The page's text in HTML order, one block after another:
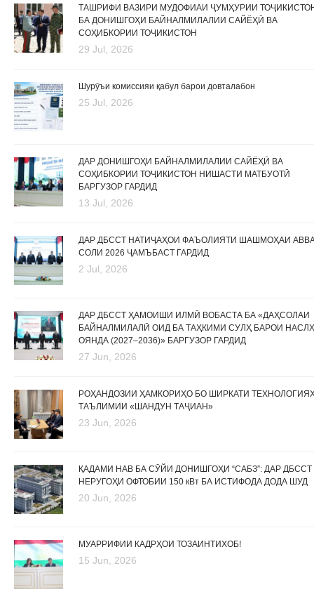
ТАШРИФИ ВАЗИРИ МУДОФИАИ ҶУМҲУРИИ
БА ДОНИШГОҲИ БАЙНАЛМИЛАЛИИ САЙЁҲӢ ВА
СОҲИБКОРИИ ТОҶИКИСТОН
29 Jul, 2026
Шурӯъи комиссияи қабул барои довталабон
25 Jul, 2026
ДАР ДОНИШГОҲИ БАЙНАЛМИЛАЛИИ САЙЁҲӢ ВА
СОҲИБКОРИИ ТОҶИКИСТОН НИШАСТИ МАТБУОТӢ
БАРГУЗОР ГАРДИД
13 Jul, 2026
ДАР ДБССТ НАТИҶАҲОИ ФАЪОЛИЯТИ ШАШМОҲАИ
СОЛИ 2026 ҶАМЪБАСТ ГАРДИД
2 Jul, 2026
ДАР ДБССТ ҲАМОИШИ ИЛМӢ ВОБАСТА БА «ДАҲСОЛАИ
БАЙНАЛМИЛАЛӢ ОИД БА ТАҲКИМИ СУЛҲ БАРОИ
ОЯНДА (2027–2036)» БАРГУЗОР ГАРДИД
27 Jun, 2026
РОҲАНДОЗИИ ҲАМКОРИҲО БО ШИРКАТИ
ТАЪЛИМИИ «ШАНДУН ТАҶИАН»
23 Jun, 2026
ҚАДАМИ НАВ БА СӮЙИ ДОНИШГОҲИ “САБЗ”: ДАР ДБССТ
НЕРУГОҲИ ОФТОБИИ 150 кВт БА ИСТИФОДА ДОДА ШУД
20 Jun, 2026
МУАРРИФИИ КАДРҲОИ ТОЗАИНТИХОБ!
15 Jun, 2026